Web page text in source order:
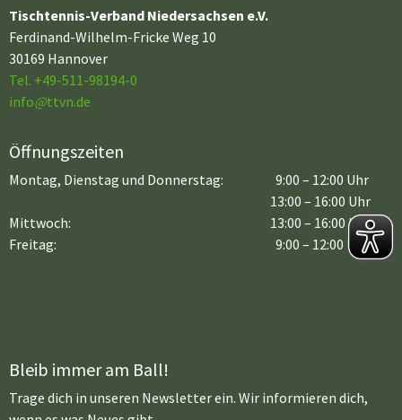
Tischtennis-Verband Niedersachsen e.V.
Ferdinand-Wilhelm-Fricke Weg 10
30169 Hannover
Tel. +49-511-98194-0
info@ttvn.de
Öffnungszeiten
Montag, Dienstag und Donnerstag:
9:00 – 12:00 Uhr
13:00 – 16:00 Uhr
Mittwoch:
Freitag:
13:00 – 16:00 Uhr
9:00 – 12:00 Uhr
Bleib immer am Ball!
Trage dich in unseren Newsletter ein. Wir informieren dich,